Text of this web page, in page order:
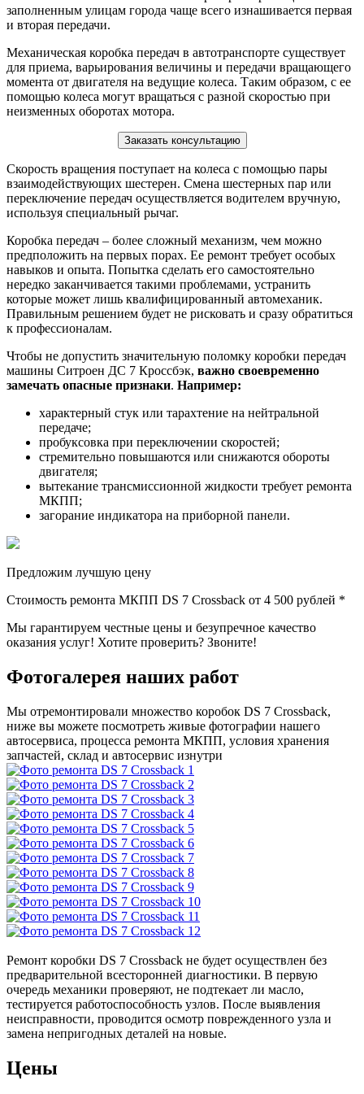
заполненным улицам города чаще всего изнашивается первая
и вторая передачи.
Механическая коробка передач в автотранспорте существует
для приема, варьирования величины и передачи вращающего
момента от двигателя на ведущие колеса. Таким образом, с ее
помощью колеса могут вращаться с разной скоростью при
неизменных оборотах мотора.
Заказать консультацию
Скорость вращения поступает на колеса с помощью пары
взаимодействующих шестерен. Смена шестерных пар или
переключение передач осуществляется водителем вручную,
используя специальный рычаг.
Коробка передач – более сложный механизм, чем можно
предположить на первых порах. Ее ремонт требует особых
навыков и опыта. Попытка сделать его самостоятельно
нередко заканчивается такими проблемами, устранить
которые может лишь квалифицированный автомеханик.
Правильным решением будет не рисковать и сразу обратиться
к профессионалам.
Чтобы не допустить значительную поломку коробки передач
машины Ситроен ДС 7 Кроссбэк, важно своевременно
замечать опасные признаки. Например:
характерный стук или тарахтение на нейтральной
передаче;
пробуксовка при переключении скоростей;
стремительно повышаются или снижаются обороты
двигателя;
вытекание трансмиссионной жидкости требует ремонта
МКПП;
загорание индикатора на приборной панели.
Предложим лучшую цену
Стоимость ремонта МКПП DS 7 Crossback от 4 500 рублей *
Мы гарантируем честные цены и безупречное качество
оказания услуг! Хотите проверить? Звоните!
Фотогалерея наших работ
Мы отремонтировали множество коробок DS 7 Crossback,
ниже вы можете посмотреть живые фотографии нашего
автосервиса, процесса ремонта МКПП, условия хранения
запчастей, склад и автосервис изнутри
Ремонт коробки DS 7 Crossback не будет осуществлен без
предварительной всесторонней диагностики. В первую
очередь механики проверяют, не подтекает ли масло,
тестируется работоспособность узлов. После выявления
неисправности, проводится осмотр поврежденного узла и
замена непригодных деталей на новые.
Цены